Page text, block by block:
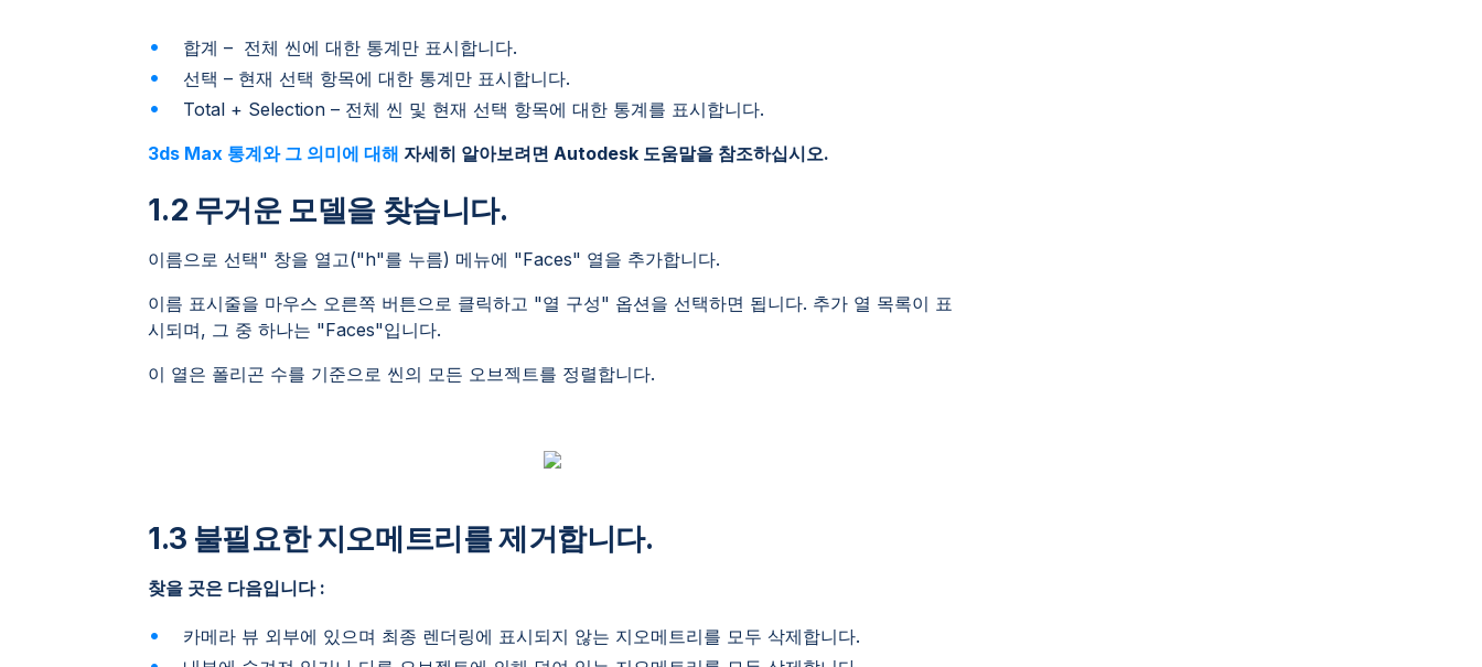
합계 – 전체 씬에 대한 통계만 표시합니다.
선택 – 현재 선택 항목에 대한 통계만 표시합니다.
Total + Selection – 전체 씬 및 현재 선택 항목에 대한 통계를 표시합니다.
3ds Max 통계와 그 의미에 대해 자세히 알아보려면 Autodesk 도움말을 참조하십시오.
1.2 무거운 모델을 찾습니다.
이름으로 선택" 창을 열고("h"를 누름) 메뉴에 "Faces" 열을 추가합니다.
이름 표시줄을 마우스 오른쪽 버튼으로 클릭하고 "열 구성" 옵션을 선택하면 됩니다. 추가 열 목록이 표
시되며, 그 중 하나는 "Faces"입니다.
이 열은 폴리곤 수를 기준으로 씬의 모든 오브젝트를 정렬합니다.
1.3 불필요한 지오메트리를 제거합니다.
찾을 곳은 다음입니다 :
카메라 뷰 외부에 있으며 최종 렌더링에 표시되지 않는 지오메트리를 모두 삭제합니다.